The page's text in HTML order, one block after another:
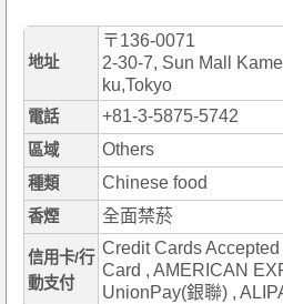
地址
〒136-0071
2-30-7, Sun Mall
ku,Tokyo
電話 +81-3-5875-5742
區域 Others
種類 Chinese food
香煙 全面禁菸
信用卡/行
動支付
Credit Cards
Card , AMERICAN
UnionPay(銀聯) ,